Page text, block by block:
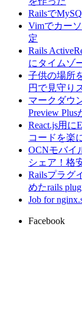
Railsで
Vimでカー
定
Rails
にタイムゾ
子供の場所
円で見守り
マークダウ
Preview Plus
React.js用に
コードを楽
OCNモバイ
シェア！格
Railsプラグ
めたrails
Job for
Facebook